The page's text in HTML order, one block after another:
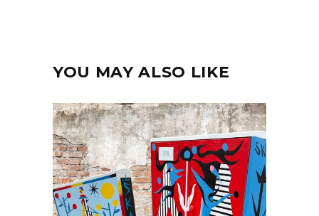
YOU MAY ALSO LIKE